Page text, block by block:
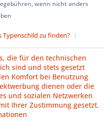
wenn nicht anders
Typenschild zu finden?
Impressum
AGB
Batteriehinweise
die für den technischen
sind und stets gesetzt
Komfort bei Benutzung
dienen oder die
und sozialen Netzwerken
Ihrer Zustimmung gesetzt.